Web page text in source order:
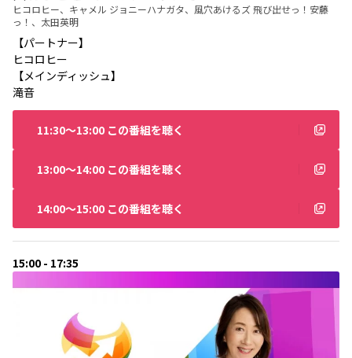
ヒコロヒー、キャメル ジョニーハナガタ、風穴あけるズ 飛び出せっ！安藤
っ！、太田英明
【パートナー】
ヒコロヒー
【メインディッシュ】
滝音
11:30〜13:00 この番組を聴く
13:00〜14:00 この番組を聴く
14:00〜15:00 この番組を聴く
15:00 - 17:35